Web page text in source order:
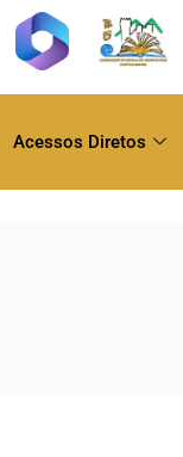
Acessos Diretos